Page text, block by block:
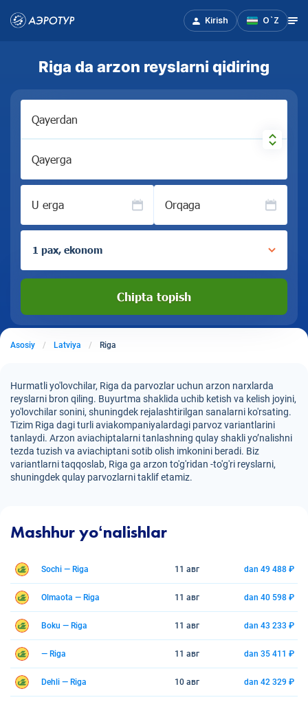
Kirish O`Z
Riga da arzon reyslarni qidiring
Qayerdan
Qayerga
U erga Orqaga
1 pax, ekonom
Chipta topish
Asosiy Latviya Riga
Hurmatli yo'lovchilar, Riga da parvozlar uchun arzon narxlarda
reyslarni bron qiling. Buyurtma shaklida uchib ketish va kelish joyini,
yo'lovchilar sonini, shuningdek rejalashtirilgan sanalarni ko'rsating.
Tizim Riga dagi turli aviakompaniyalardagi parvoz variantlarini
tanlaydi. Arzon aviachiptalarni tanlashning qulay shakli yo’nalishni
tezda tuzish va aviachiptani sotib olish imkonini beradi. Biz
variantlarni taqqoslab, Riga ga arzon to'g'ridan -to'g'ri reyslarni,
shuningdek qulay parvozlarni taklif etamiz.
Mashhur yoʻnalishlar
Sochi — Riga 11 авг dan 49 488 ₽
Olmaota — Riga 11 авг dan 40 598 ₽
Boku — Riga 11 авг dan 43 233 ₽
— Riga 11 авг dan 35 411 ₽
Dehli — Riga 10 авг dan 42 329 ₽